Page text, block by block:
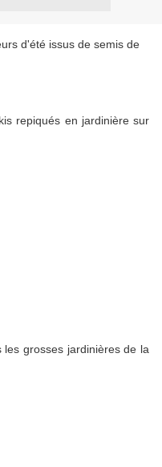
d'été issus de semis de
repiqués en jardinière sur
grosses jardinières de la